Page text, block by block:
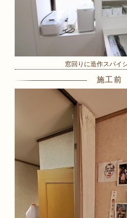
窓回りに造作スパイ
施工前